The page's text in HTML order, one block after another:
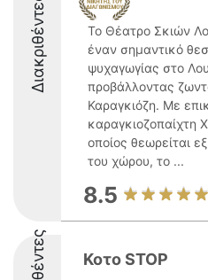
Διακριθέντες
Το Θέατρο Σκιών
έναν σημαντικό
ψυχαγωγίας στο
προβάλλοντας
Καραγκιόζη. Με
καραγκιοζοπαίχτη
οποίος θεωρείται
του χώρου, το ...
8.5
Κοτο STOP